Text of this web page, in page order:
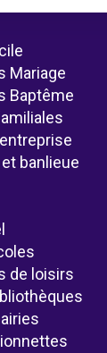
Mariage
Baptême
banlieue
de loisirs